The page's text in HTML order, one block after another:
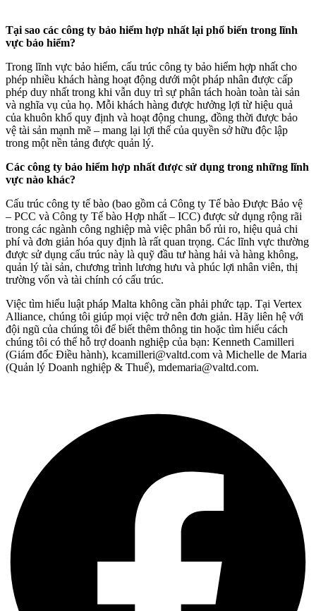
Tại sao các công ty bảo hiểm hợp nhất lại phổ biến trong lĩnh
vực bảo hiểm?
Trong lĩnh vực bảo hiểm, cấu trúc công ty bảo hiểm hợp nhất cho
phép nhiều khách hàng hoạt động dưới một pháp nhân được cấp
phép duy nhất trong khi vẫn duy trì sự phân tách hoàn toàn tài sản
và nghĩa vụ của họ. Mỗi khách hàng được hưởng lợi từ hiệu quả
của khuôn khổ quy định và hoạt động chung, đồng thời được bảo
vệ tài sản mạnh mẽ – mang lại lợi thế của quyền sở hữu độc lập
trong một nền tảng được quản lý.
Các công ty bảo hiểm hợp nhất được sử dụng trong những lĩnh
vực nào khác?
Cấu trúc công ty tế bào (bao gồm cả Công ty Tế bào Được Bảo vệ
– PCC và Công ty Tế bào Hợp nhất – ICC) được sử dụng rộng rãi
trong các ngành công nghiệp mà việc phân bổ rủi ro, hiệu quả chi
phí và đơn giản hóa quy định là rất quan trọng. Các lĩnh vực thường
được sử dụng cấu trúc này là quỹ đầu tư hàng hải và hàng không,
quản lý tài sản, chương trình lương hưu và phúc lợi nhân viên, thị
trường vốn và tài chính có cấu trúc.
Việc tìm hiểu luật pháp Malta không cần phải phức tạp. Tại Vertex
Alliance, chúng tôi giúp mọi việc trở nên đơn giản. Hãy liên hệ với
đội ngũ của chúng tôi để biết thêm thông tin hoặc tìm hiểu cách
chúng tôi có thể hỗ trợ doanh nghiệp của bạn: Kenneth Camilleri
(Giám đốc Điều hành), kcamilleri@valtd.com và Michelle de Maria
(Quản lý Doanh nghiệp & Thuế), mdemaria@valtd.com.